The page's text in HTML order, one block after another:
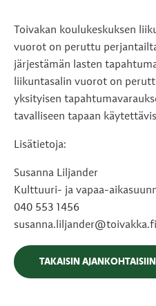
Toivakan koulukeskuksen
vuorot on peruttu
järjestämän lasten
liikuntasalin vuorot on
yksityisen
tavalliseen tapaan
Lisätietoja:
Susanna Liljander
Kulttuuri- ja vapaa-
040 553 1456
susanna.liljander@toivakka.fi
TAKAISIN AJANKOHTAISIIN